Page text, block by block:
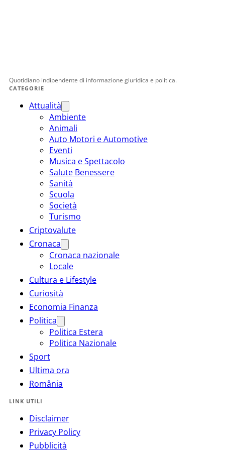
Quotidiano indipendente di informazione giuridica e politica.
CATEGORIE
Attualità
Ambiente
Animali
Auto Motori e Automotive
Eventi
Musica e Spettacolo
Salute Benessere
Sanità
Scuola
Società
Turismo
Criptovalute
Cronaca
Cronaca nazionale
Locale
Cultura e Lifestyle
Curiosità
Economia Finanza
Politica
Politica Estera
Politica Nazionale
Sport
Ultima ora
România
LINK UTILI
Disclaimer
Privacy Policy
Pubblicità